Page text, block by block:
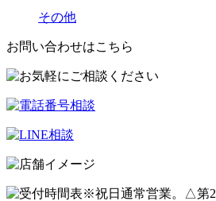
その他
お問い合わせはこちら
※祝日通常営業。△第